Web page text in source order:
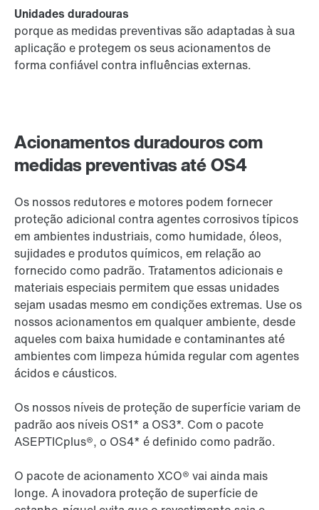
Acionamentos duradouros com
medidas preventivas até OS4
Os nossos redutores e motores podem fornecer
proteção adicional contra agentes corrosivos típicos
em ambientes industriais, como humidade, óleos,
sujidades e produtos químicos, em relação ao
fornecido como padrão. Tratamentos adicionais e
materiais especiais permitem que essas unidades
sejam usadas ​​mesmo em condições extremas. Use os
nossos acionamentos em qualquer ambiente, desde
aqueles com baixa humidade e contaminantes até
ambientes com limpeza húmida regular com agentes
ácidos e cáusticos.
Os nossos níveis de proteção de superfície variam de
padrão aos níveis OS1* a OS3*. Com o pacote
ASEPTICplus®, o OS4* é definido como padrão.
O pacote de acionamento XCO® vai ainda mais
longe. A inovadora proteção de superfície de
Unidades duradouras
porque as medidas preventivas são adaptadas à sua
aplicação e protegem os seus acionamentos de
forma confiável contra influências externas.